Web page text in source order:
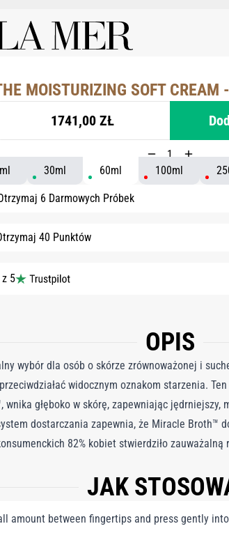
MOISTURIZING SOFT CREAM
1741,00 ZŁ
30ml 60ml 100ml
6 Darmowych Próbek
40 Punktów
5
OPIS
wybór dla osób o skórze zrównoważonej i
widocznym oznakom starzenia.
głęboko w skórę, zapewniając jędrniejszy,
dostarczania zapewnia, że ​​Miracle Broth™
82% kobiet stwierdziło
dla każdego, kto szuka skutecznego
Zawiera ukierunkowany
JAK
amount between fingertips and press gently